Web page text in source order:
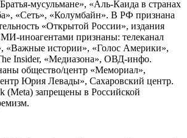
мусульмане», «Аль-Каида в странах
«Сеть», «Колумбайн». В РФ признана
«Открытой России», издания
иноагентами признаны: телеканал
«Важные истории», «Голос Америки»,
Insider, «Медиазона», ОВД-инфо.
общество/центр «Мемориал»,
Юрия Левады», Сахаровский центр.
(Metа) запрещены в Российской